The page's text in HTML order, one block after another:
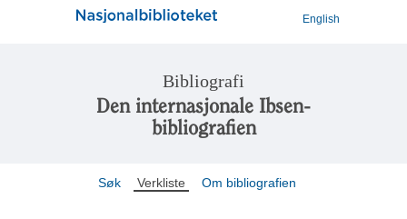
English
Bibliografi
Den internasjonale Ibsen-
bibliografien
Søk Verkliste Om bibliografien